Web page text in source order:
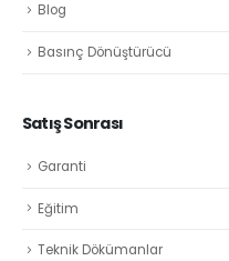
Blog
Basınç Dönüştürücü
Satış Sonrası
Garanti
Eğitim
Teknik Dökümanlar